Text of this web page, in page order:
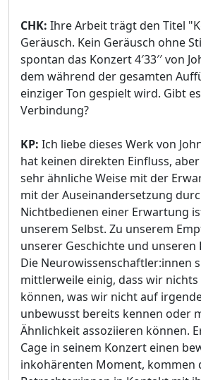
CHK: Ihre Arbeit trägt den Titel
Geräusch. Kein Geräusch ohne
spontan das Konzert 4′33′′ von
dem während der gesamten
einziger Ton gespielt wird. Gibt
Verbindung?
KP: Ich liebe dieses Werk von
hat keinen direkten Einfluss,
sehr ähnliche Weise mit der
mit der Auseinandersetzung
Nichtbedienen einer Erwartung
unserem Selbst. Zu unserem
unserer Geschichte und unseren
Die Neurowissenschaftler:innen
mittlerweile einig, dass wir
können, was wir nicht auf
unbewusst bereits kennen oder
Ähnlichkeit assoziieren können.
Cage in seinem Konzert einen
inkohärenten Moment, kommen